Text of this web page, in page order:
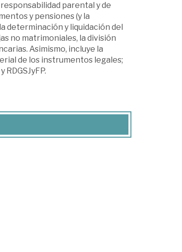
parental y de
y pensiones (y la
determinación y liquidación del
no matrimoniales, la división
Asimismo, incluye la
de los instrumentos legales;
RDGSJyFP.